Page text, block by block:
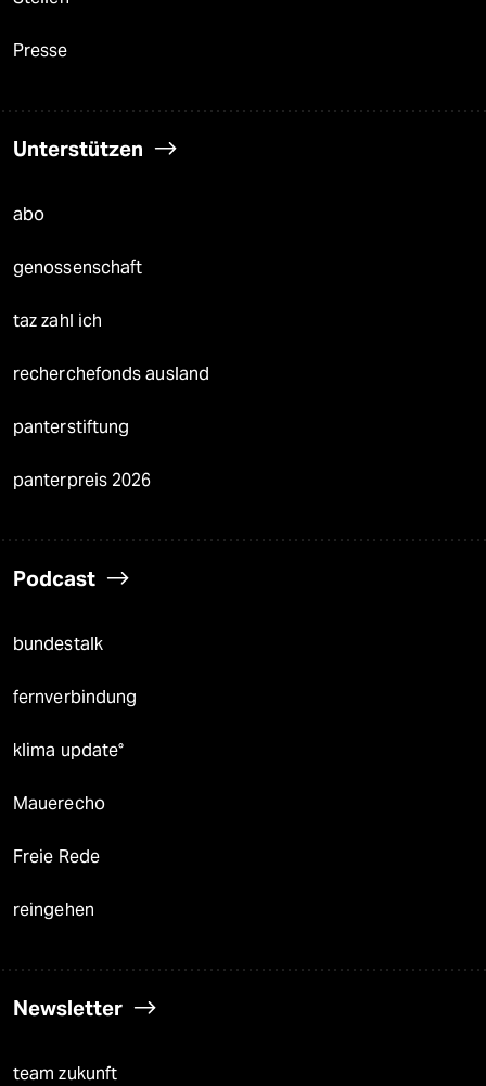
Presse
Unterstützen
abo
genossenschaft
taz zahl ich
recherchefonds ausland
panterstiftung
panterpreis 2026
Podcast
bundestalk
fernverbindung
klima update°
Mauerecho
Freie Rede
reingehen
Newsletter
team zukunft